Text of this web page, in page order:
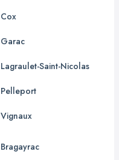
Cox
Garac
Lagraulet-Saint-Nicolas
Pelleport
Vignaux
Bragayrac